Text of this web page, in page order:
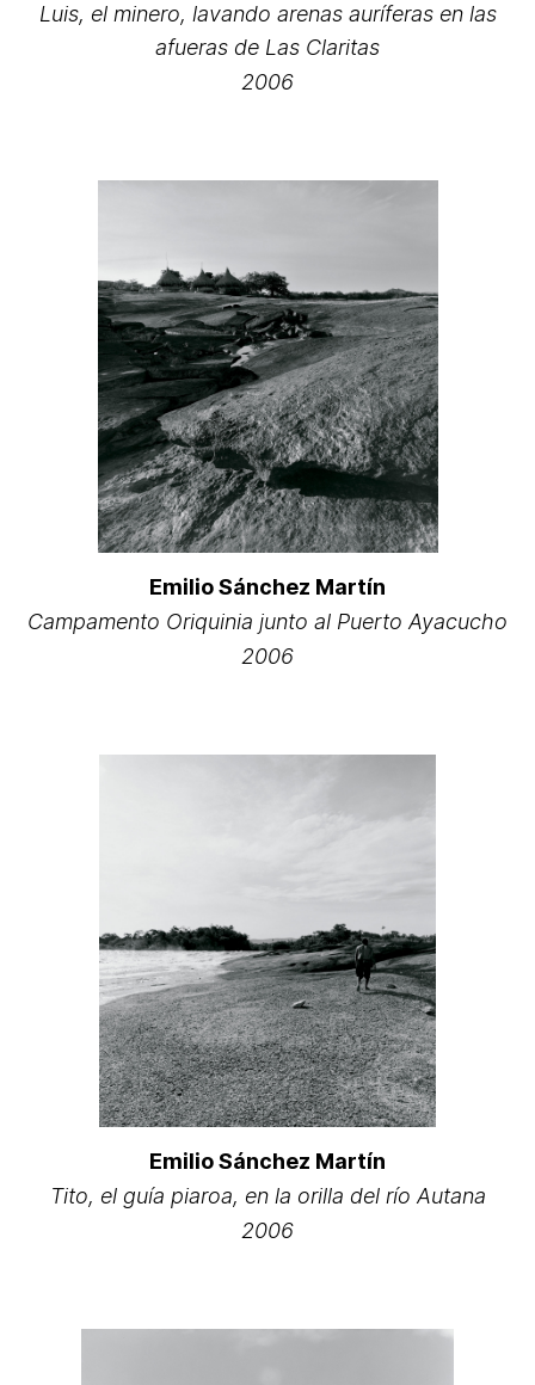
Luis, el minero, lavando arenas auríferas en las
afueras de Las Claritas
2006
Emilio Sánchez Martín
Campamento Oriquinia junto al Puerto Ayacucho
2006
Emilio Sánchez Martín
Tito, el guía piaroa, en la orilla del río Autana
2006